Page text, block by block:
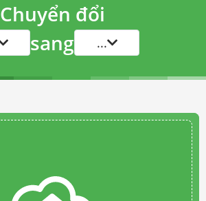
Chuyển đổi
sang ...